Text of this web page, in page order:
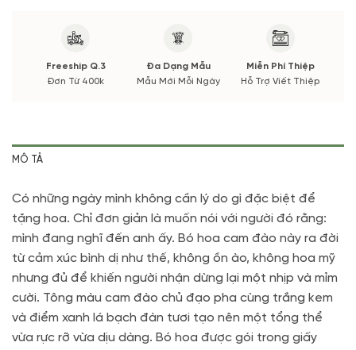
có thay đổi về Hoa phụ sẽ được thông báo đến Quý khách
hàng xác nhận trước khi cắm.
Freeship Q.3
Đơn Từ 400k
Đa Dạng Mẫu
Mẫu Mới Mỗi Ngày
Miễn Phí Thiệp
Hỗ Trợ Viết Thiệp
MÔ TẢ
Có những ngày mình không cần lý do gì đặc biệt để
tặng hoa. Chỉ đơn giản là muốn nói với người đó rằng:
mình đang nghĩ đến anh ấy. Bó hoa cam đào này ra đời
từ cảm xúc bình dị như thế, không ồn ào, không hoa mỹ
nhưng đủ để khiến người nhận dừng lại một nhịp và mỉm
cười. Tông màu cam đào chủ đạo pha cùng trắng kem
và điểm xanh lá bạch đàn tươi tạo nên một tổng thể
vừa rực rỡ vừa dịu dàng. Bó hoa được gói trong giấy